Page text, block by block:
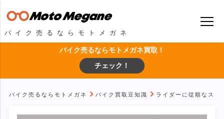
バイク売るならモトメガネ
バイク売るならモトメガネ買取！
チェック！
バイク売るならモトメガネ バイク買取豆知識 ライダーに従順なス